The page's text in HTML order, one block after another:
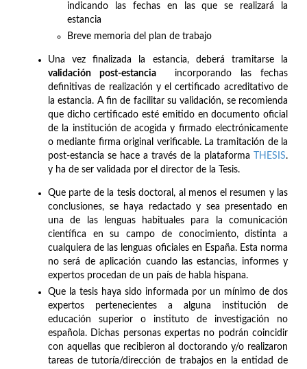
indicando las fechas en las que se realizará la
estancia
Breve memoria del plan de trabajo
Una vez finalizada la estancia, deberá tramitarse la
validación post-estancia incorporando las fechas
definitivas de realización y el certificado acreditativo de
la estancia. A fin de facilitar su validación, se recomienda
que dicho certificado esté emitido en documento oficial
de la institución de acogida y firmado electrónicamente
o mediante firma original verificable. La tramitación de la
post-estancia se hace a través de la plataforma
THESIS.
y ha de ser validada por el director de la Tesis.
Que parte de la tesis doctoral, al menos el resumen y las
conclusiones, se haya redactado y sea presentado en
una de las lenguas habituales para la comunicación
científica en su campo de conocimiento, distinta a
cualquiera de las lenguas oficiales en España. Esta norma
no será de aplicación cuando las estancias, informes y
expertos procedan de un país de habla hispana.
Que la tesis haya sido informada por un mínimo de dos
expertos pertenecientes a alguna institución de
educación superior o instituto de investigación no
española. Dichas personas expertas no podrán coincidir
con aquellas que recibieron al doctorando y/o realizaron
tareas de tutoría/dirección de trabajos en la entidad de